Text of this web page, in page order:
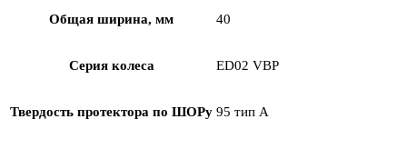
Общая ширина, мм 40
Серия колеса ED02 VBP
Твердость протектора по ШОРу 95 тип А